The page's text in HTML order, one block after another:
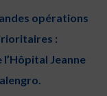
opérations
:
Jeanne